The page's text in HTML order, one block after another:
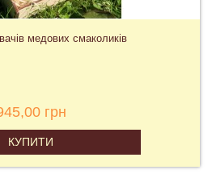
медових смаколиків
грн
КУПИТИ